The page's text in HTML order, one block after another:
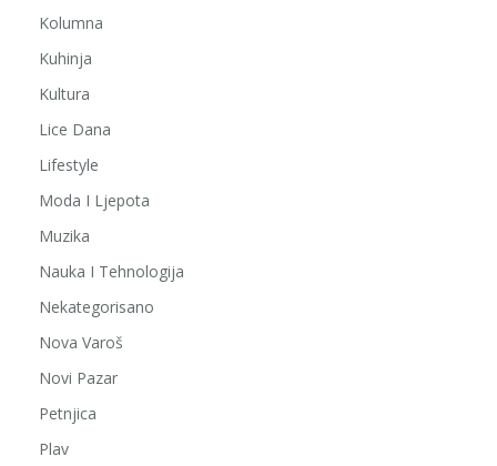
Kolumna
Kuhinja
Kultura
Lice Dana
Lifestyle
Moda I Ljepota
Muzika
Nauka I Tehnologija
Nekategorisano
Nova Varoš
Novi Pazar
Petnjica
Plav